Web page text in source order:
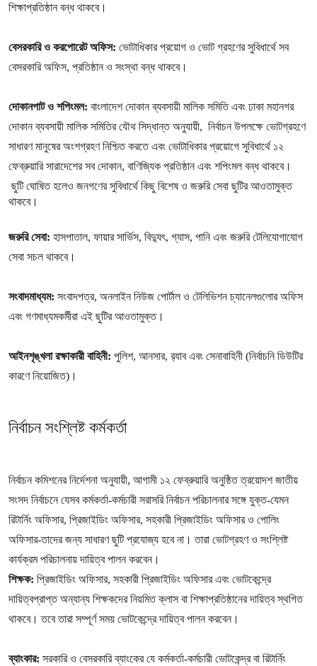
শিক্ষাপ্রতিষ্ঠান বন্ধ থাকবে।
বেসরকারি ও করপোরেট অফিস: ভোটাধিকার প্রয়োগ ও ভোট গ্রহণের সুবিধার্থে সব
বেসরকারি অফিস, প্রতিষ্ঠান ও সংস্থা বন্ধ থাকবে।
দোকানপাট ও শপিংমল: বাংলাদেশ দোকান ব্যবসায়ী মালিক সমিতি এবং ঢাকা মহানগর
দোকান ব্যবসায়ী মালিক সমিতির যৌথ সিদ্ধান্ত অনুযায়ী, নির্বাচন উপলক্ষে ভোটগ্রহণে
সাধারণ মানুষের অংশগ্রহণ নিশ্চিত করতে এবং ভোটাধিকার প্রয়োগে সুবিধার্থে ১২
ফেব্রুয়ারি সারাদেশের সব দোকান, বাণিজ্যিক প্রতিষ্ঠান এবং শপিংমল বন্ধ থাকবে।
ছুটি ঘোষিত হলেও জনগণের সুবিধার্থে কিছু বিশেষ ও জরুরি সেবা ছুটির আওতামুক্ত
থাকবে।
জরুরি সেবা: হাসপাতাল, ফায়ার সার্ভিস, বিদ্যুৎ, গ্যাস, পানি এবং জরুরি টেলিযোগাযোগ
সেবা সচল থাকবে।
সংবাদমাধ্যম: সংবাদপত্র, অনলাইন নিউজ পোর্টাল ও টেলিভিশন চ্যানেলগুলোর অফিস
এবং গণমাধ্যমকর্মীরা এই ছুটির আওতামুক্ত।
আইনশৃঙ্খলা রক্ষাকারী বাহিনী: পুলিশ, আনসার, র‍্যাব এবং সেনাবাহিনী (নির্বাচনি ডিউটির
কারণে নিয়োজিত)।
নির্বাচন সংশ্লিষ্ট কর্মকর্তা
নির্বাচন কমিশনের নির্দেশনা অনুযায়ী, আগামী ১২ ফেব্রুয়ারি অনুষ্ঠিত ত্রয়োদশ জাতীয়
সংসদ নির্বাচনে যেসব কর্মকর্তা-কর্মচারী সরাসরি নির্বাচন পরিচালনার সঙ্গে যুক্ত-যেমন
রিটার্নিং অফিসার, প্রিজাইডিং অফিসার, সহকারী প্রিজাইডিং অফিসার ও পোলিং
অফিসার-তাদের জন্য সাধারণ ছুটি প্রযোজ্য হবে না। তারা ভোটগ্রহণ ও সংশ্লিষ্ট
কার্যক্রম পরিচালনায় দায়িত্ব পালন করবেন।
শিক্ষক: প্রিজাইডিং অফিসার, সহকারী প্রিজাইডিং অফিসার এবং ভোটকেন্দ্রে
দায়িত্বপ্রাপ্ত অন্যান্য শিক্ষকদের নিয়মিত ক্লাস বা শিক্ষাপ্রতিষ্ঠানের দায়িত্ব স্থগিত
থাকবে। তবে তারা সম্পূর্ণ সময় ভোটকেন্দ্রে দায়িত্ব পালন করবেন।
ব্যাংকার: সরকারি ও বেসরকারি ব্যাংকের যে কর্মকর্তা-কর্মচারী ভোটকেন্দ্র বা রিটার্নিং